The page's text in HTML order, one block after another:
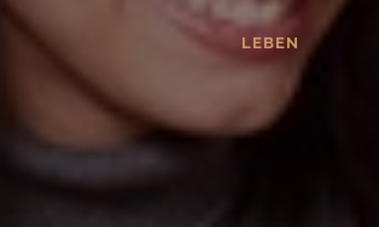
LEBEN